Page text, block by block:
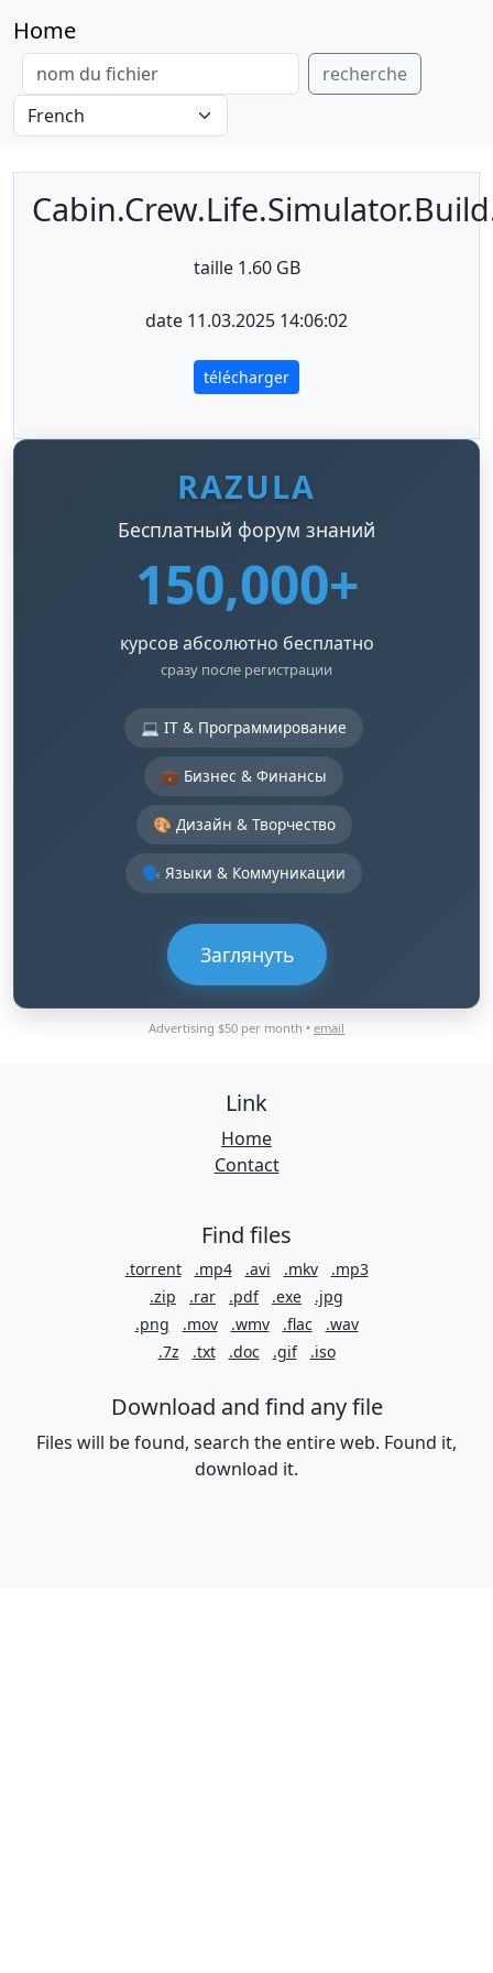
Home
recherche
taille 1.60 GB
date 11.03.2025 14:06:02
télécharger
RAZULA
Бесплатный форум знаний
150,000+
курсов абсолютно бесплатно
сразу после регистрации
💻 IT & Программирование
💼 Бизнес & Финансы
🎨 Дизайн & Творчество
🗣️ Языки & Коммуникации
Заглянуть
Advertising $50 per month • email
Link
Home
Contact
Find files
.torrent .mp4 .avi .mkv
.mp3
.zip
.rar .pdf .exe
.jpg
.png
.mov .wmv .flac
.wav
.7z
.txt .doc .gif .iso
Download and find any file
Files will be found, search the entire web. Found it,
download it.